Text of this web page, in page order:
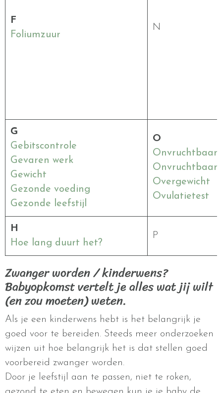
F
Foliumzuur
N
G
Gebitscontrole
Gevaren werk
Gewicht
Gezonde voeding
Gezonde leefstijl
O
Overgewicht
Ovulatietest
H
Hoe lang duurt het?
P
Zwanger worden / kinderwens?
Babyopkomst vertelt je alles wat jij wilt
(en zou moeten) weten.
Als je een kinderwens hebt is het belangrijk je
goed voor te bereiden. Steeds meer onderzoeken
wijzen uit hoe belangrijk het is dat stellen goed
voorbereid zwanger worden.
Door je leefstijl aan te passen, niet te roken,